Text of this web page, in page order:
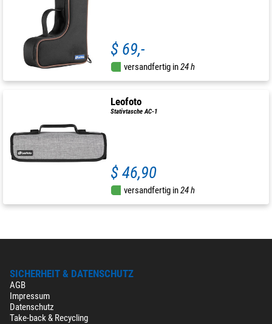
$ 69,-
versandfertig in24 h
Leofoto
Stativtasche AC-1
$ 46,90
versandfertig in24 h
SICHERHEIT & DATENSCHUTZ
AGB
Impressum
Datenschutz
Take-back & Recycling